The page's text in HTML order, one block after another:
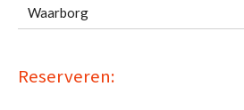
Waarborg
Reserveren: